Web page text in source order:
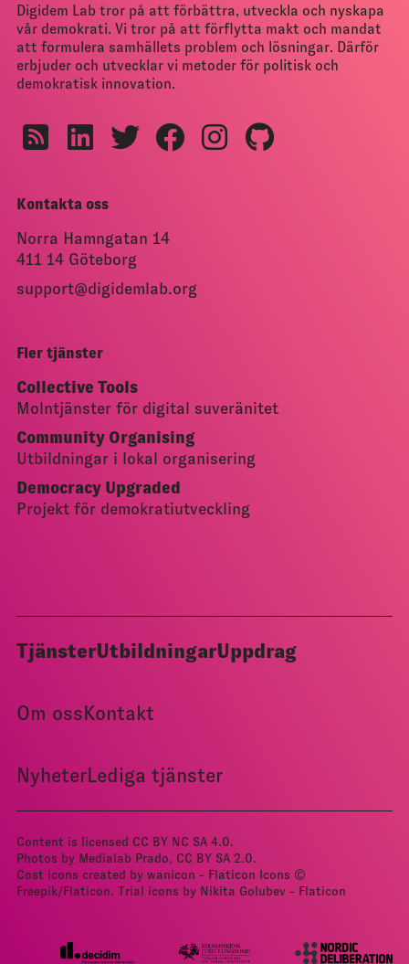
Digidem Lab tror på att förbättra, utveckla och nyskapa
vår demokrati. Vi tror på att förflytta makt och mandat
att formulera samhällets problem och lösningar. Därför
erbjuder och utvecklar vi metoder för politisk och
demokratisk innovation.
Kontakta oss
Norra Hamngatan 14
411 14 Göteborg
support@digidemlab.org
Fler tjänster
Collective Tools
Molntjänster för digital suveränitet
Community Organising
Utbildningar i lokal organisering
Democracy Upgraded
Projekt för demokratiutveckling
TjänsterUtbildningarUppdrag
Om ossKontakt
NyheterLediga tjänster
Content is licensed CC BY NC SA 4.0.
Photos by Medialab Prado, CC BY­ SA 2.0.
Cost icons created by wanicon - Flaticon Icons ©
Freepik/Flaticon. Trial icons by Nikita Golubev - Flaticon